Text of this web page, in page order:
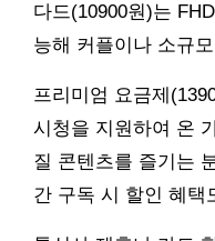
다드(10900원)는
능해 커플이나 소규
프리미엄 요금제
시청을 지원하여 온
질 콘텐츠를 즐기는
간 구독 시 할인 혜택